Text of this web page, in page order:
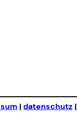
|datenschutz |